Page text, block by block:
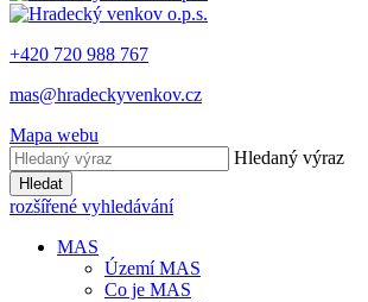
+420 720 988 767
mas@hradeckyvenkov.cz
Mapa webu
Hledaný výraz
Hledat
rozšířené vyhledávání
MAS
Území MAS
Co je MAS